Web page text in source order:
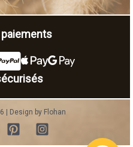
| Design by Flohan